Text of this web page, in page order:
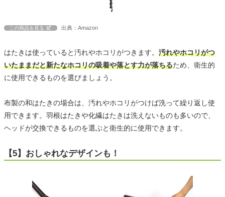
この商品を見る 出典：Amazon
はたきは使っていると汚れやホコリがつきます。 汚れやホコリがつ
いたままだと新たなホコリの吸着や落とす力が落ちるため、衛生的
に使用できるものを選びましょう。
布製の和はたきの場合は、汚れやホコリがつけば洗って繰り返し使
用できます。羽根はたきや化繊はたきは洗えないものも多いので、
ヘッドが交換できるものを選ぶと衛生的に使用できます。
【5】おしゃれなデザインも！